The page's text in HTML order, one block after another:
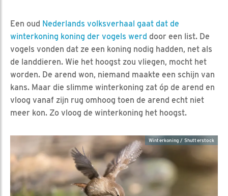
Een oud Nederlands volksverhaal gaat dat de
winterkoning koning der vogels werd door een list. De
vogels vonden dat ze een koning nodig hadden, net als
de landdieren. Wie het hoogst zou vliegen, mocht het
worden. De arend won, niemand maakte een schijn van
kans. Maar die slimme winterkoning zat óp de arend en
vloog vanaf zijn rug omhoog toen de arend echt niet
meer kon. Zo vloog de winterkoning het hoogst.
Winterkoning / Shutterstock